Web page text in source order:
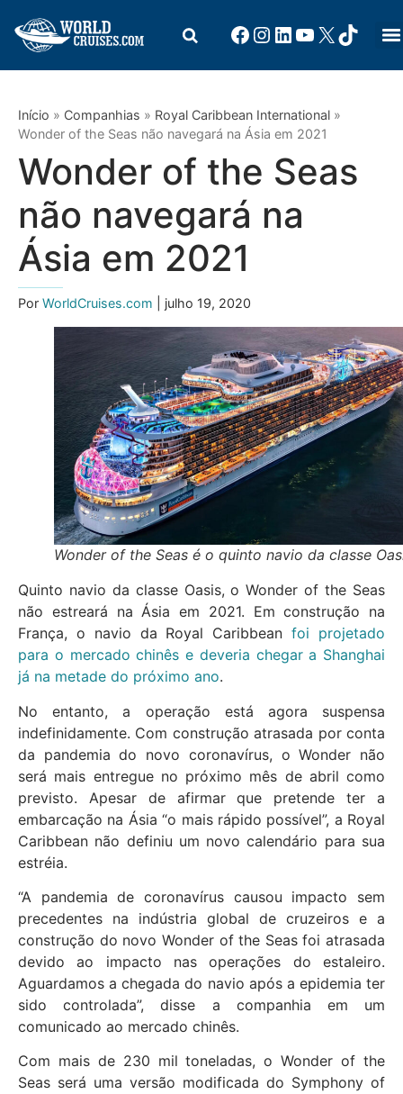
Início » Companhias » Royal Caribbean International »
Wonder of the Seas não navegará na Ásia em 2021
Wonder of the Seas
não navegará na
Ásia em 2021
Por WorldCruises.com | julho 19, 2020
Wonder of the Seas é o quinto navio da classe
Quinto navio da classe Oasis, o Wonder of the Seas
não estreará na Ásia em 2021. Em construção na
França, o navio da Royal Caribbean foi projetado
para o mercado chinês e deveria chegar a Shanghai
já na metade do próximo ano.
No entanto, a operação está agora suspensa
indefinidamente. Com construção atrasada por conta
da pandemia do novo coronavírus, o Wonder não
será mais entregue no próximo mês de abril como
previsto. Apesar de afirmar que pretende ter a
embarcação na Ásia “o mais rápido possível”, a Royal
Caribbean não definiu um novo calendário para sua
estréia.
“A pandemia de coronavírus causou impacto sem
precedentes na indústria global de cruzeiros e a
construção do novo Wonder of the Seas foi atrasada
devido ao impacto nas operações do estaleiro.
Aguardamos a chegada do navio após a epidemia ter
sido controlada”, disse a companhia em um
comunicado ao mercado chinês.
Com mais de 230 mil toneladas, o Wonder of the
Seas será uma versão modificada do Symphony of